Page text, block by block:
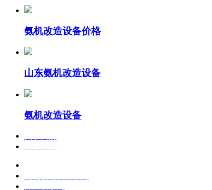
氨机改造设备价格
山东氨机改造设备
氨机改造设备